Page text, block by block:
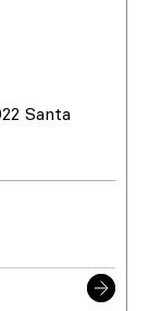
Santa